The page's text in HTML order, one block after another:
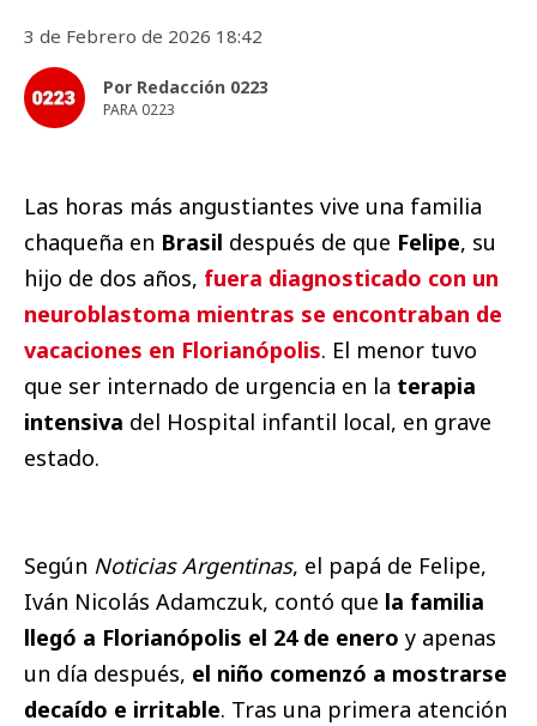
3 de Febrero de 2026 18:42
Por Redacción 0223
PARA 0223
Las horas más angustiantes vive una familia
chaqueña en Brasil después de que Felipe, su
hijo de dos años, fuera diagnosticado con un
neuroblastoma mientras se encontraban de
vacaciones en Florianópolis. El menor tuvo
que ser internado de urgencia en la terapia
intensiva del Hospital infantil local, en grave
estado.
Según Noticias Argentinas, el papá de Felipe,
Iván Nicolás Adamczuk, contó que la familia
llegó a Florianópolis el 24 de enero y apenas
un día después, el niño comenzó a mostrarse
decaído e irritable. Tras una primera atención